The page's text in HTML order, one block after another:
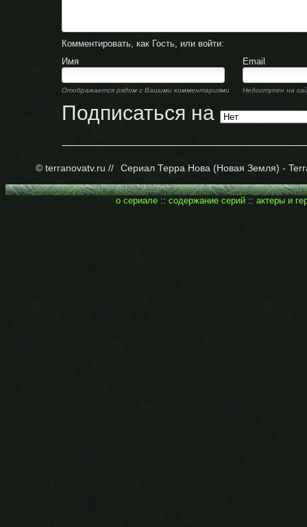
Комментировать, как Гость, или войти:
Имя
Email
Отображается рядом с Вашими комментариями Недоступен на
Подписаться на
© terranovatv.ru // Сериал Терра Нова (Новая Земля) -
о сериале:: содержание серий:: актеры и